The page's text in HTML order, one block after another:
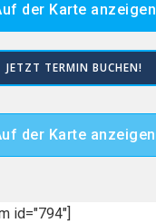
der Karte anzeigen
JETZT TERMIN BUCHEN!
der Karte anzeigen
id="794"]